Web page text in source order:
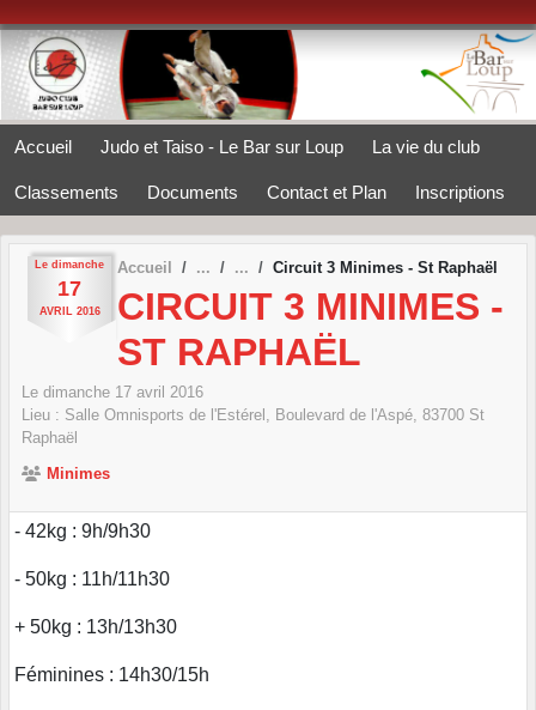
Accueil Judo et Taiso - Le Bar sur Loup La vie du club
Classements Documents Contact et Plan Inscriptions
Le dimanche
17
AVRIL 2016
Accueil Circuit 3 Minimes - St Raphaël
CIRCUIT 3 MINIMES -
ST RAPHAËL
Le dimanche 17 avril 2016
Lieu : Salle Omnisports de l'Estérel, Boulevard de l'Aspé, 83700 St
Raphaël
Minimes
- 42kg : 9h/9h30
- 50kg : 11h/11h30
+ 50kg : 13h/13h30
Féminines : 14h30/15h